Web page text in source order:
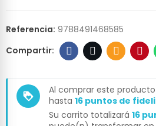
Referencia: 9788491468585
loyalty
Al comprar este
hasta 16 puntos de
Su carrito totalizará 16